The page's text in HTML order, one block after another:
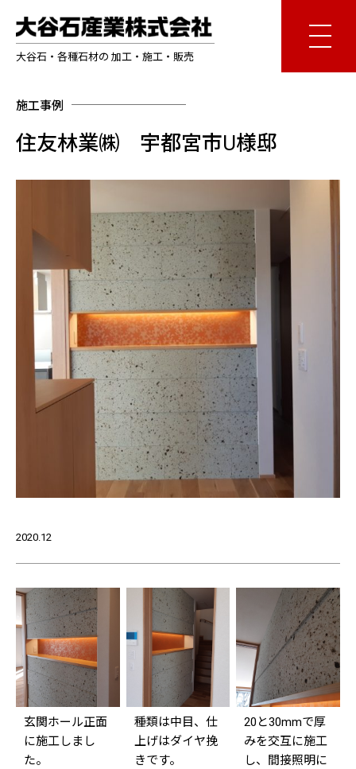
大谷石・各種石材の 加工・施工・販売
施工事例
住友林業㈱ 宇都宮市U様邸
2020.12
玄関ホール正面
に施工しまし
た。
種類は中目、仕
上げはダイヤ挽
きです。
20と30mmで厚
みを交互に施工
し、間接照明に